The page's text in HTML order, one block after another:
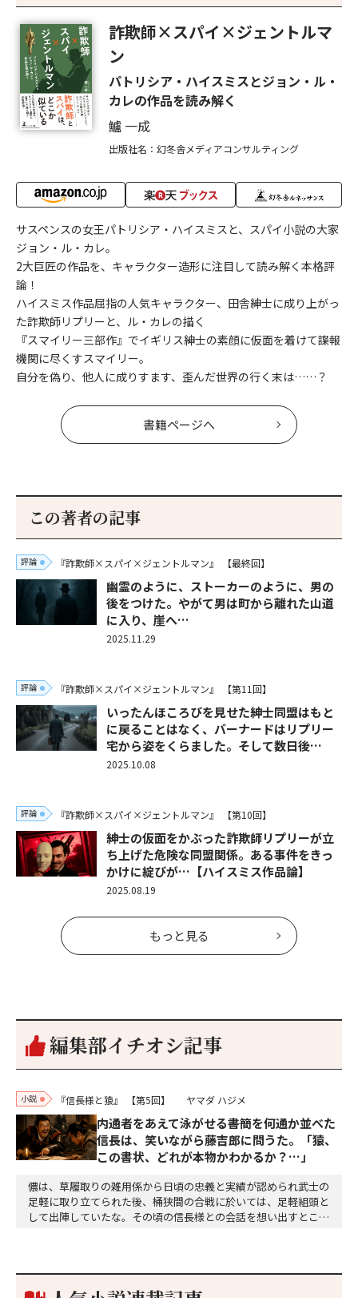
詐欺師×スパイ×ジェントルマ
ン
パトリシア・ハイスミスとジョン・ル・
カレの作品を読み解く
鱸 一成
出版社名：幻冬舎メディアコンサルティング
サスペンスの女王パトリシア・ハイスミスと、スパイ小説の大家
ジョン・ル・カレ。
2大巨匠の作品を、キャラクター造形に注目して読み解く本格評
論！
ハイスミス作品屈指の人気キャラクター、田舎紳士に成り上がっ
た詐欺師リプリーと、ル・カレの描く
『スマイリー三部作』でイギリス紳士の素顔に仮面を着けて諜報
機関に尽くすスマイリー。
自分を偽り、他人に成りすます、歪んだ世界の行く末は……？
書籍ページへ
この著者の記事
評論 『詐欺師×スパイ×ジェントルマン』 【最終回】
幽霊のように、ストーカーのように、男の
後をつけた。やがて男は町から離れた山道
に入り、崖へ…
2025.11.29
評論 『詐欺師×スパイ×ジェントルマン』 【第11回】
いったんほころびを見せた紳士同盟はもと
に戻ることはなく、バーナードはリプリー
宅から姿をくらました。そして数日後…
2025.10.08
評論 『詐欺師×スパイ×ジェントルマン』 【第10回】
紳士の仮面をかぶった詐欺師リプリーが立
ち上げた危険な同盟関係。ある事件をきっ
かけに綻びが…【ハイスミス作品論】
2025.08.19
もっと見る
編集部イチオシ記事
小説 『信長様と猿』 【第5回】 ヤマダ ハジメ
内通者をあえて泳がせる――書簡を何通か並べた
信長は、笑いながら藤吉郎に問うた。「猿、
この書状、どれが本物かわかるか？…」
儂は、草履取りの雑用係から日頃の忠義と実績が認められ武士の
足軽に取り立てられた後、桶狭間の合戦に於いては、足軽組頭と
して出陣していたな。その頃の信長様との会話を想い出すとこん
り。どうして勝てたのか、未だにわかりません。…